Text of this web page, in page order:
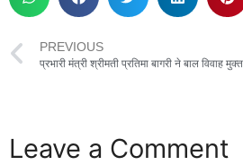
PREVIOUS
प्रभारी मंत्री श्रीमती प्रतिमा बागरी ने बाल विवाह
Leave a Comment